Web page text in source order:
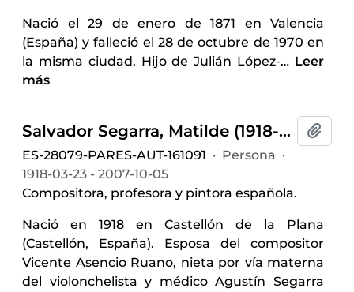
Nació el 29 de enero de 1871 en Valencia
(España) y falleció el 28 de octubre de 1970 en
la misma ciudad. Hijo de Julián López-… Leer
más
Salvador Segarra, Matilde (1918-2007)
ES-28079-PARES-AUT-161091 · Persona ·
1918-03-23 - 2007-10-05
Compositora, profesora y pintora española.
Nació en 1918 en Castellón de la Plana
(Castellón, España). Esposa del compositor
Vicente Asencio Ruano, nieta por vía materna
del violonchelista y médico Agustín Segarra